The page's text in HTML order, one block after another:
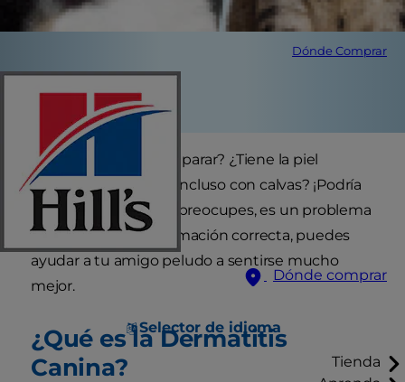
Dónde Comprar
Dónde comprar
Selector de idioma
Tienda
¿Tu perro se rasca sin parar? ¿Tiene la piel
enrojecida, irritada o incluso con calvas? ¡Podría
ser dermatitis! No te preocupes, es un problema
común y, con la información correcta, puedes
ayudar a tu amigo peludo a sentirse mucho
mejor.
¿Qué es la Dermatitis
Canina?